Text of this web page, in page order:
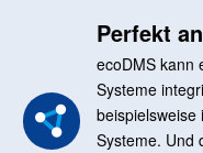
Perfekt
ecoDMS kann
Systeme
beispielsweise
Systeme. Und